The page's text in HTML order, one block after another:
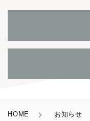
HOME お知らせ